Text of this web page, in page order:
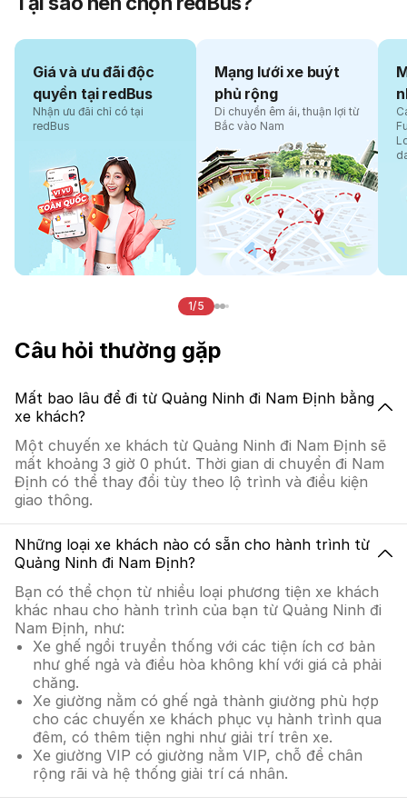
Giá và ưu đãi độc
quyền tại redBus
Nhận ưu đãi chỉ có tại
redBus
Mạng lưới xe buýt
phủ rộng
Di chuyển êm ái, thuận lợi từ
Bắc vào Nam
1/5
Câu hỏi thường gặp
Mất bao lâu để đi từ Quảng Ninh đi Nam Định bằng
xe khách?
Một chuyến xe khách từ Quảng Ninh đi Nam Định sẽ
mất khoảng 3 giờ 0 phút. Thời gian di chuyển đi Nam
Định có thể thay đổi tùy theo lộ trình và điều kiện
giao thông.
Những loại xe khách nào có sẵn cho hành trình từ
Quảng Ninh đi Nam Định?
Bạn có thể chọn từ nhiều loại phương tiện xe khách
khác nhau cho hành trình của bạn từ Quảng Ninh đi
Nam Định, như:
Xe ghế ngồi truyền thống với các tiện ích cơ bản
như ghế ngả và điều hòa không khí với giá cả phải
chăng.
Xe giường nằm có ghế ngả thành giường phù hợp
cho các chuyến xe khách phục vụ hành trình qua
đêm, có thêm tiện nghi như giải trí trên xe.
Xe giường VIP có giường nằm VIP, chỗ để chân
rộng rãi và hệ thống giải trí cá nhân.